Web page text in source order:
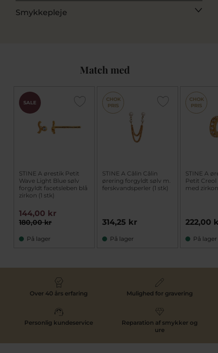
Smykkepleje
Match med
SALE
STINE A ørestik Petit
Wave Light Blue sølv
forgyldt facetsleben blå
zirkon (1 stk)
180,00 kr
144,00 kr
På lager
CHOK
PRIS
STINE A Câlin Câlin
ørering forgyldt sølv m.
ferskvandsperler (1 stk)
314,25 kr
På lager
CHOK
PRIS
STINE A
Petit
med
222,00
På lager
Over 40 års erfaring Mulighed for gravering
Personlig kundeservice
Reparation af smykker og
ure